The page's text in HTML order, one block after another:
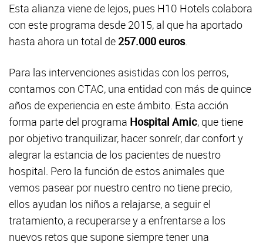
Esta alianza viene de lejos, pues H10 Hotels colabora
con este programa desde 2015, al que ha aportado
hasta ahora un total de 257.000 euros.
Para las intervenciones asistidas con los perros,
contamos con CTAC, una entidad con más de quince
años de experiencia en este ámbito. Esta acción
forma parte del programa Hospital Amic, que tiene
por objetivo tranquilizar, hacer sonreír, dar confort y
alegrar la estancia de los pacientes de nuestro
hospital. Pero la función de estos animales que
vemos pasear por nuestro centro no tiene precio,
ellos ayudan los niños a relajarse, a seguir el
tratamiento, a recuperarse y a enfrentarse a los
nuevos retos que supone siempre tener una